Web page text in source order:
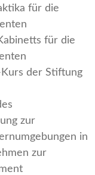
für die
für die
der Stiftung
zur
in
zur